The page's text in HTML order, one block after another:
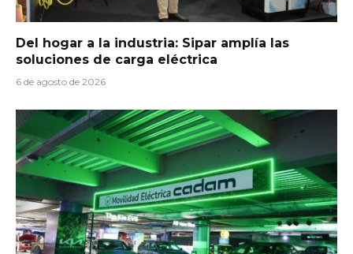
Del hogar a la industria: Sipar amplía las
soluciones de carga eléctrica
6 de agosto de 2026